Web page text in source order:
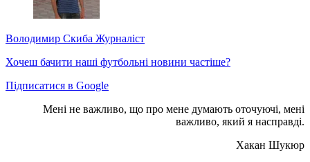
Володимир Скиба Журналіст
Хочеш бачити наші футбольні новини частіше?
Підписатися в Google
Мені не важливо, що про мене думають оточуючі, мені
важливо, який я насправді.
Хакан Шукюр